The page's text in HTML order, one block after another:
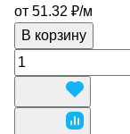
от 51.32 ₽/м
В корзину